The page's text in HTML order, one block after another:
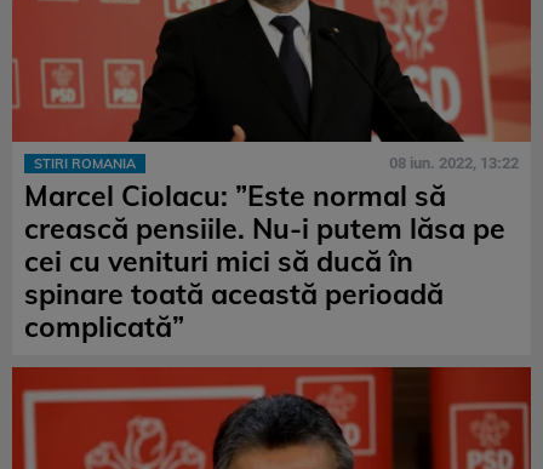
STIRI ROMANIA 08 iun. 2022, 13:22
Marcel Ciolacu: ”Este normal să
crească pensiile. Nu-i putem lăsa pe
cei cu venituri mici să ducă în
spinare toată această perioadă
complicată”